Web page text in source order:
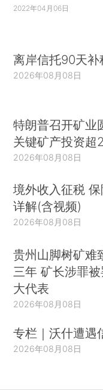
2022年04月06日
离岸信托90天补
2026年08月08日
特朗普召开矿业
关键矿产投资超
2026年08月08日
境外收入征税
详解(含视频)
2026年08月08日
贵州山脚树矿难
三年 矿长涉罪
大代表
2026年08月08日
专栏｜沃什遭遇
2026年08月08日